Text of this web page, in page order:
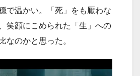
で温かい。「死」をも厭わな
笑顔にこめられた「生」への
のかと思った。